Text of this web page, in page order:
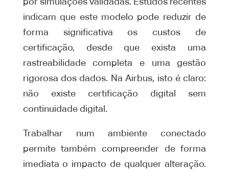
indicam que este modelo pode reduzir de
forma significativa os custos de
certificação, desde que exista uma
rastreabilidade completa e uma gestão
rigorosa dos dados. Na Airbus, isto é claro:
não existe certificação digital sem
continuidade digital.
Trabalhar num ambiente conectado
permite também compreender de forma
imediata o impacto de qualquer alteração.